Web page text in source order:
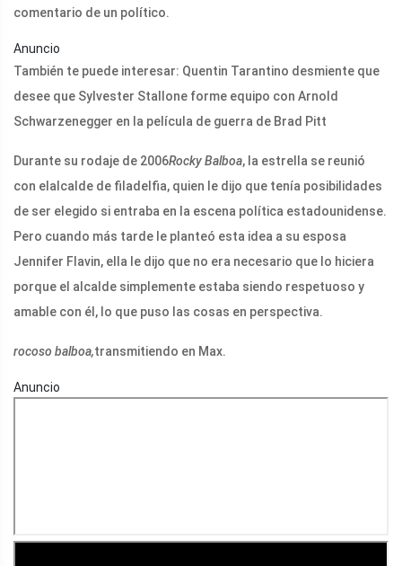
comentario de un político.
Anuncio
También te puede interesar: Quentin Tarantino desmiente que
desee que Sylvester Stallone forme equipo con Arnold
Schwarzenegger en la película de guerra de Brad Pitt
Durante su rodaje de 2006Rocky Balboa, la estrella se reunió
con el alcalde de filadelfia, quien le dijo que tenía posibilidades
de ser elegido si entraba en la escena política estadounidense.
Pero cuando más tarde le planteó esta idea a su esposa
Jennifer Flavin, ella le dijo que no era necesario que lo hiciera
porque el alcalde simplemente estaba siendo respetuoso y
amable con él, lo que puso las cosas en perspectiva.
rocoso balboa,transmitiendo en Max.
Anuncio